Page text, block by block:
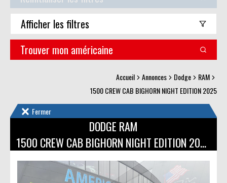
Afficher les filtres
Trouver mon américaine
Accueil Annonces Dodge
RAM
1500 CREW CAB BIGHORN NIGHT EDITION 2025
Fermer
DODGE RAM
1500 CREW CAB BIGHORN NIGHT EDITION 2025